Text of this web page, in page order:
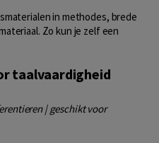
in methodes, brede
Zo kun je zelf een
taalvaardigheid
| geschikt voor